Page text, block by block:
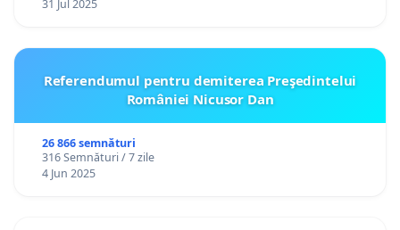
31 Jul 2025
Referendumul pentru demiterea Preşedintelui
României Nicusor Dan
26 866 semnături
316 Semnături / 7 zile
4 Jun 2025